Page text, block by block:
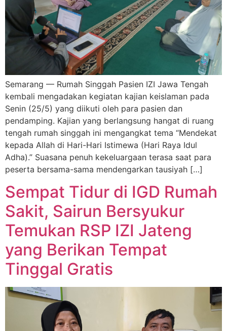
Semarang — Rumah Singgah Pasien IZI Jawa Tengah
kembali mengadakan kegiatan kajian keislaman pada
Senin (25/5) yang diikuti oleh para pasien dan
pendamping. Kajian yang berlangsung hangat di ruang
tengah rumah singgah ini mengangkat tema “Mendekat
kepada Allah di Hari-Hari Istimewa (Hari Raya Idul
Adha).” Suasana penuh kekeluargaan terasa saat para
peserta bersama-sama mendengarkan tausiyah […]
Sempat Tidur di IGD Rumah
Sakit, Sairun Bersyukur
Temukan RSP IZI Jateng
yang Berikan Tempat
Tinggal Gratis